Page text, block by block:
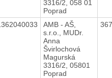
3316/2, 058 01
Poprad
AMB - AŠ,
s.r.o., MUDr.
Anna
Švirlochová
Magurská
3316/2, 05801
Poprad